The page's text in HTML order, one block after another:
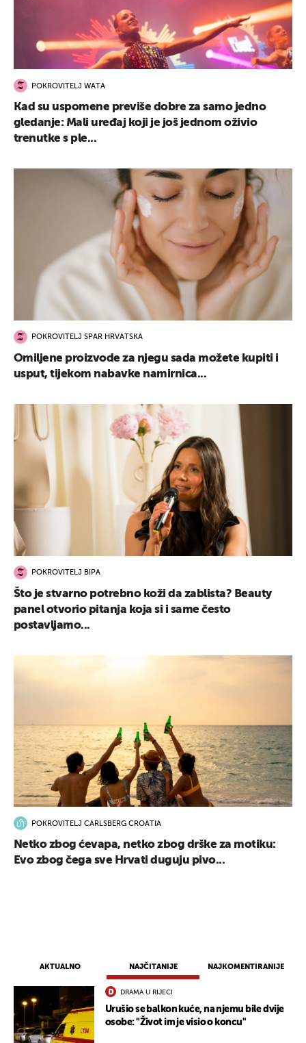
AKTUALNO NAJČITANIJE NAJKOMENTIRANIJE
DRAMA U RIJECI
Urušio se balkon kuće, na njemu bile dvije
osobe: "Život im je visio o koncu"
POKROVITELJ WATA
Kad su uspomene previše dobre za samo jedno
gledanje: Mali uređaj koji je još jednom oživio
trenutke s ple...
POKROVITELJ SPAR HRVATSKA
Omiljene proizvode za njegu sada možete kupiti i
usput, tijekom nabavke namirnica...
POKROVITELJ BIPA
Što je stvarno potrebno koži da zablista? Beauty
panel otvorio pitanja koja si i same često
postavljamo...
POKROVITELJ CARLSBERG CROATIA
Netko zbog ćevapa, netko zbog drške za motiku:
Evo zbog čega sve Hrvati duguju pivo...